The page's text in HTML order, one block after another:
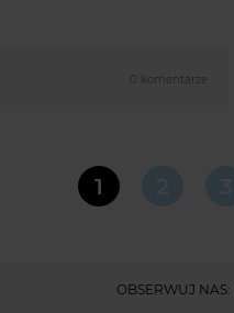
0 komentarze
1
OBSERWUJ NAS: